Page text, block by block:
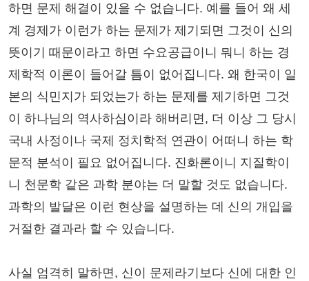
하면 문제 해결이 있을 수 없습니다. 예를 들어 왜 세
계 경제가 이런가 하는 문제가 제기되면 그것이 신의
뜻이기 때문이라고 하면 수요공급이니 뭐니 하는 경
제학적 이론이 들어갈 틈이 없어집니다. 왜 한국이 일
본의 식민지가 되었는가 하는 문제를 제기하면 그것
이 하나님의 역사하심이라 해버리면, 더 이상 그 당시
국내 사정이나 국제 정치학적 연관이 어떠니 하는 학
문적 분석이 필요 없어집니다. 진화론이니 지질학이
니 천문학 같은 과학 분야는 더 말할 것도 없습니다.
과학의 발달은 이런 현상을 설명하는 데 신의 개입을
거절한 결과라 할 수 있습니다.
사실 엄격히 말하면, 신이 문제라기보다 신에 대한 인